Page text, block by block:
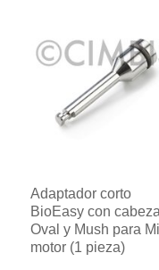
Adaptador corto
BioEasy con cabeza
Oval y Mush para
motor (1 pieza)